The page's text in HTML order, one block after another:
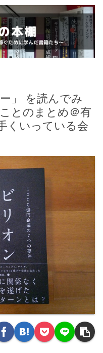
」 を読んでみ
とのまとめ＠有
くいっている会